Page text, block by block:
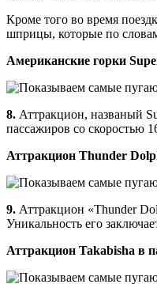
Кроме того во время
шприцы, которые по
Американские горки
8. Аттракцион, названый
пассажиров со скоростью
Аттракцион Thunder
9. Аттракцион «Thunder
Уникальность его
Аттракцион Takabisha в